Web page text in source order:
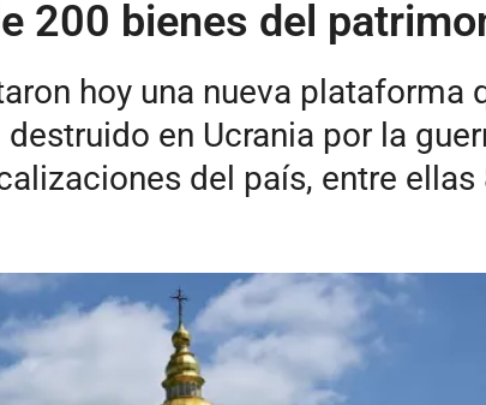
200 bienes del
hoy una nueva
en Ucrania por la
del país, entre